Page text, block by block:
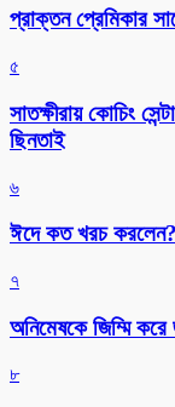
প্রাক্তন প্রেমিকার
৫
সাতক্ষীরায় কোচিং
ছিনতাই
৬
ঈদে কত খরচ
৭
অনিমেষকে জিম্মি
৮